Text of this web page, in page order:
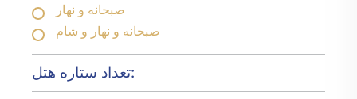
صبحانه و نهار
صبحانه و نهار و شام
تعداد ستاره هتل: